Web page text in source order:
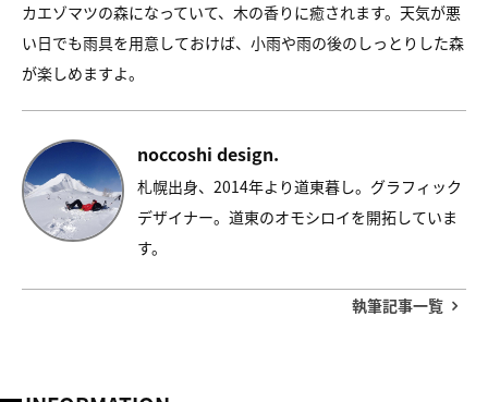
カエゾマツの森になっていて、木の香りに癒されます。天気が悪
い日でも雨具を用意しておけば、小雨や雨の後のしっとりした森
が楽しめますよ。
noccoshi design.
札幌出身、2014年より道東暮し。グラフィック
デザイナー。道東のオモシロイを開拓していま
す。
執筆記事一覧